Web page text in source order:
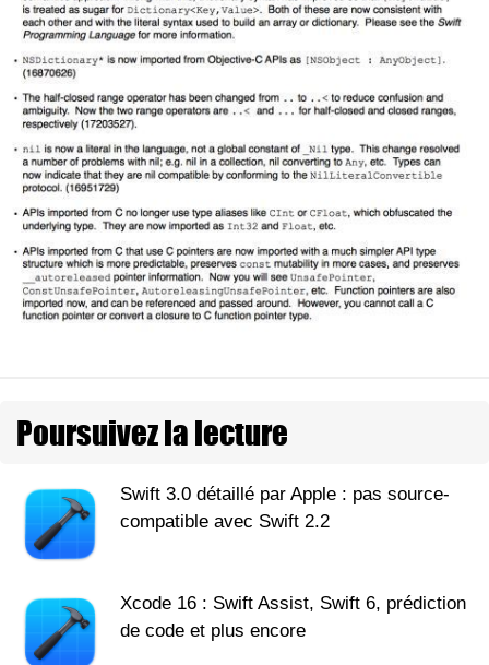
Poursuivez la lecture
Swift 3.0 détaillé par Apple : pas source-
compatible avec Swift 2.2
Xcode 16 : Swift Assist, Swift 6, prédiction
de code et plus encore